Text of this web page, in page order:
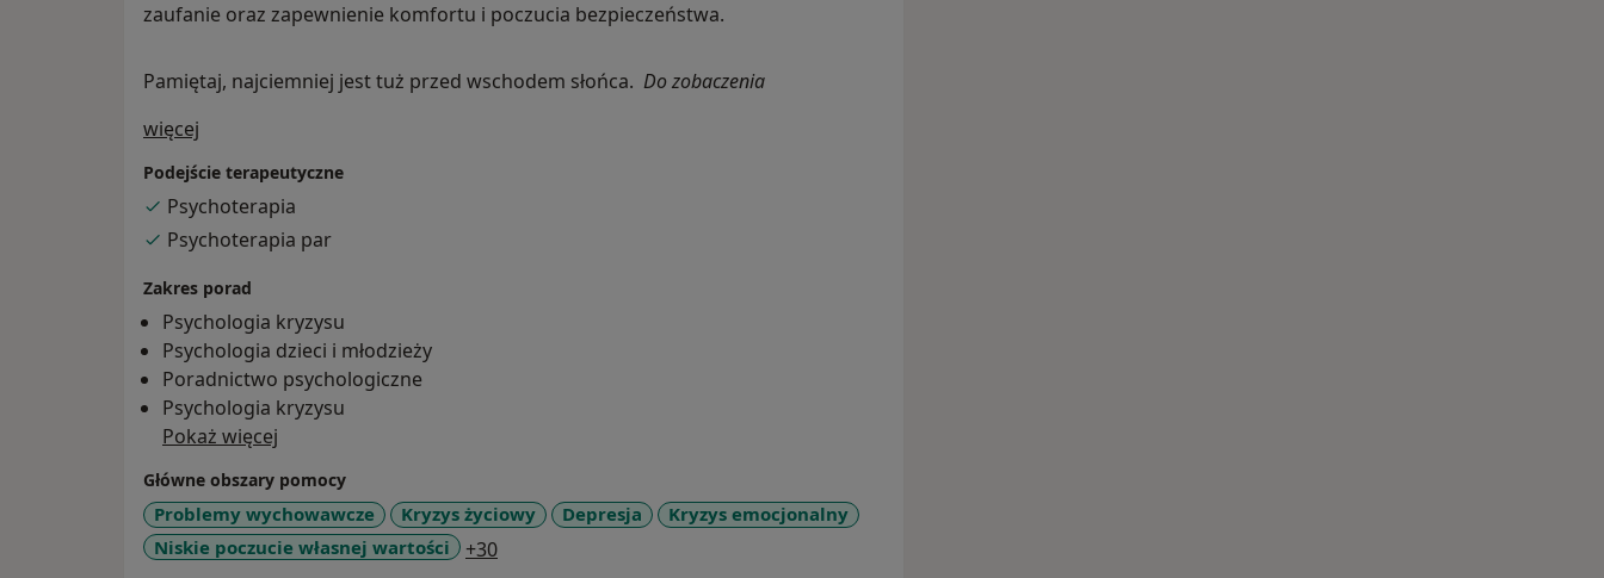
zaufanie oraz zapewnienie komfortu i poczucia bezpieczeństwa.
Pamiętaj, najciemniej jest tuż przed wschodem słońca. Do zobaczenia
więcej
Podejście terapeutyczne
Psychoterapia
Psychoterapia par
Zakres porad
Psychologia kryzysu
Psychologia dzieci i młodzieży
Poradnictwo psychologiczne
Psychologia kryzysu
Pokaż więcej
Główne obszary pomocy
Problemy wychowawcze Kryzys życiowy Depresja
Kryzys emocjonalny
Niskie poczucie własnej wartości
+30a11y_sr_more_diseases